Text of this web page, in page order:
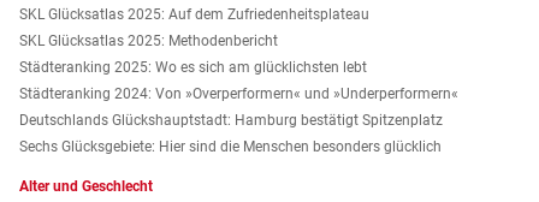
SKL Glücksatlas 2025: Auf dem Zufriedenheitsplateau
SKL Glücksatlas 2025: Methodenbericht
Städteranking 2025: Wo es sich am glücklichsten lebt
Städteranking 2024: Von »Over­performern« und »Under­performern«
Deutschlands Glückshauptstadt: Hamburg bestätigt Spitzenplatz
Sechs Glücksgebiete: Hier sind die Menschen besonders glücklich
Alter und Geschlecht